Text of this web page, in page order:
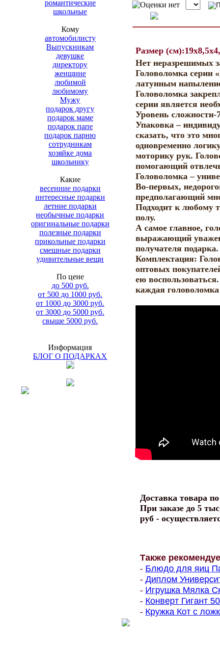
романтические
школьные
Кому
автомобилисту
Выпускникам
девушке
директору
женщине
любимой
любимому
Мужу
подарок другу
подарок маме
подарок папе
подарок парню
сотрудникам
хозяйке дома
школьнику
Какие
весенние подарки
интересные подарки
летние подарки
необычные подарки
оригинальные подарки
полезные подарки
прикольные подарки
смешные подарки
удивительные вещи
По цене
до 500 руб.
от 500 до 1000 руб.
от 1000 до 3000 руб.
от 3000 до 5000 руб.
свыше 5000 руб.
Информация
БЛОГ О ПОДАРКАХ
Размер
Нет неразрешимых
Головоломка серии
латунным
Головоломка
серии является
Уровень сложности-
Упаковка –
сказать, что это
одновременно
моторику рук.
помогающий
Головоломка –
Во-первых,
предполагающий
Подходит к любому
полу.
А самое главное,
выражающий
получателя подарка.
Комплектация:
оптовых
ею
каждая
Доставка товара
При заказе до 5
руб -
Также
- Блюдо для яиц
- Диплом
- Игрушка Мялка
- Конверт Гигант
- Кружка Кот с